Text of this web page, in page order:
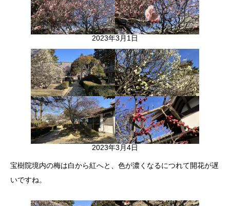
2023年3月1日
2023年3月4日
宝樹院境内の梅は白から紅へと、色が濃くなるにつれて開花が遅
いですね。